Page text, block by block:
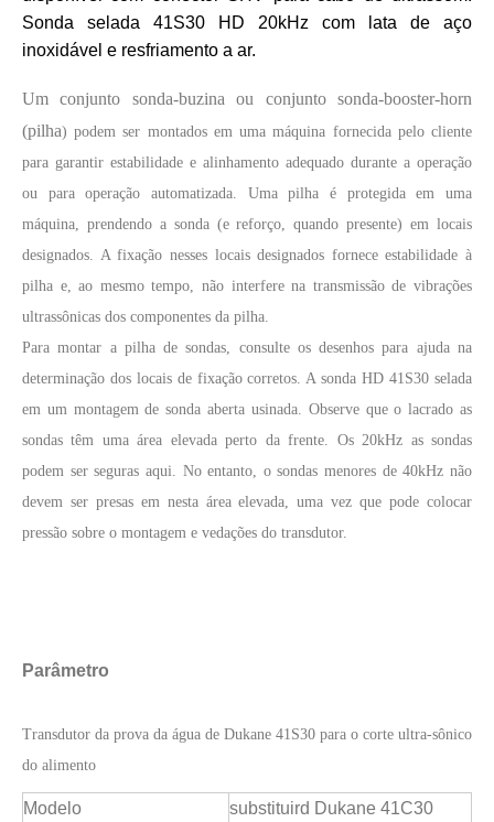
Atualmente, a pesquisa sobre a extração de antioxidantes e
Sonda selada 41S30 HD 20kHz com lata de aço
inoxidável e resfriamento a ar.
Um conjunto sonda-buzina ou conjunto sonda-booster-horn
(pilha) podem ser montados em uma máquina fornecida pelo cliente
para garantir estabilidade e alinhamento adequado durante a operação
ou para operação automatizada. Uma pilha é protegida em uma
máquina, prendendo a sonda (e reforço, quando presente) em locais
designados. A fixação nesses locais designados fornece estabilidade à
pilha e, ao mesmo tempo, não interfere na transmissão de vibrações
ultrassônicas dos componentes da pilha.
Para montar a pilha de sondas, consulte os desenhos para ajuda na
determinação dos locais de fixação corretos. A sonda HD 41S30 selada
em um montagem de sonda aberta usinada. Observe que o lacrado as
sondas têm uma área elevada perto da frente. Os 20kHz as sondas
podem ser seguras aqui. No entanto, o sondas menores de 40kHz não
devem ser presas em nesta área elevada, uma vez que pode colocar
pressão sobre o montagem e vedações do transdutor.
Parâmetro
Transdutor da prova da água de Dukane 41S30 para o corte ultra-sônico
do alimento
Modelo substituird Dukane 41C30